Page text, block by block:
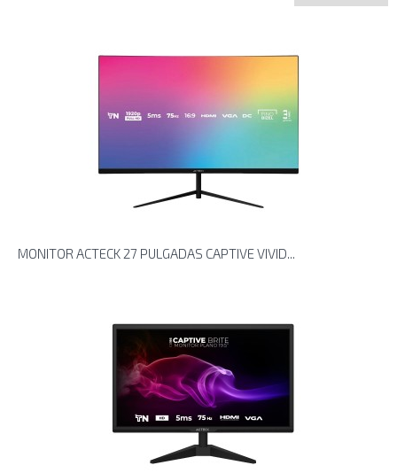
MONITOR ACTECK 27 PULGADAS CAPTIVE VIVID...